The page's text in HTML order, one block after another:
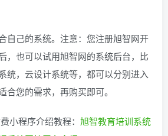
自己的系统。注意：您注册旭智网开
，也可以试用旭智网的系统后台，比
统，云设计系统等，都可以分别进入
合您的需求，再购买即可。
小程序介绍教程： 旭智教育培训系统